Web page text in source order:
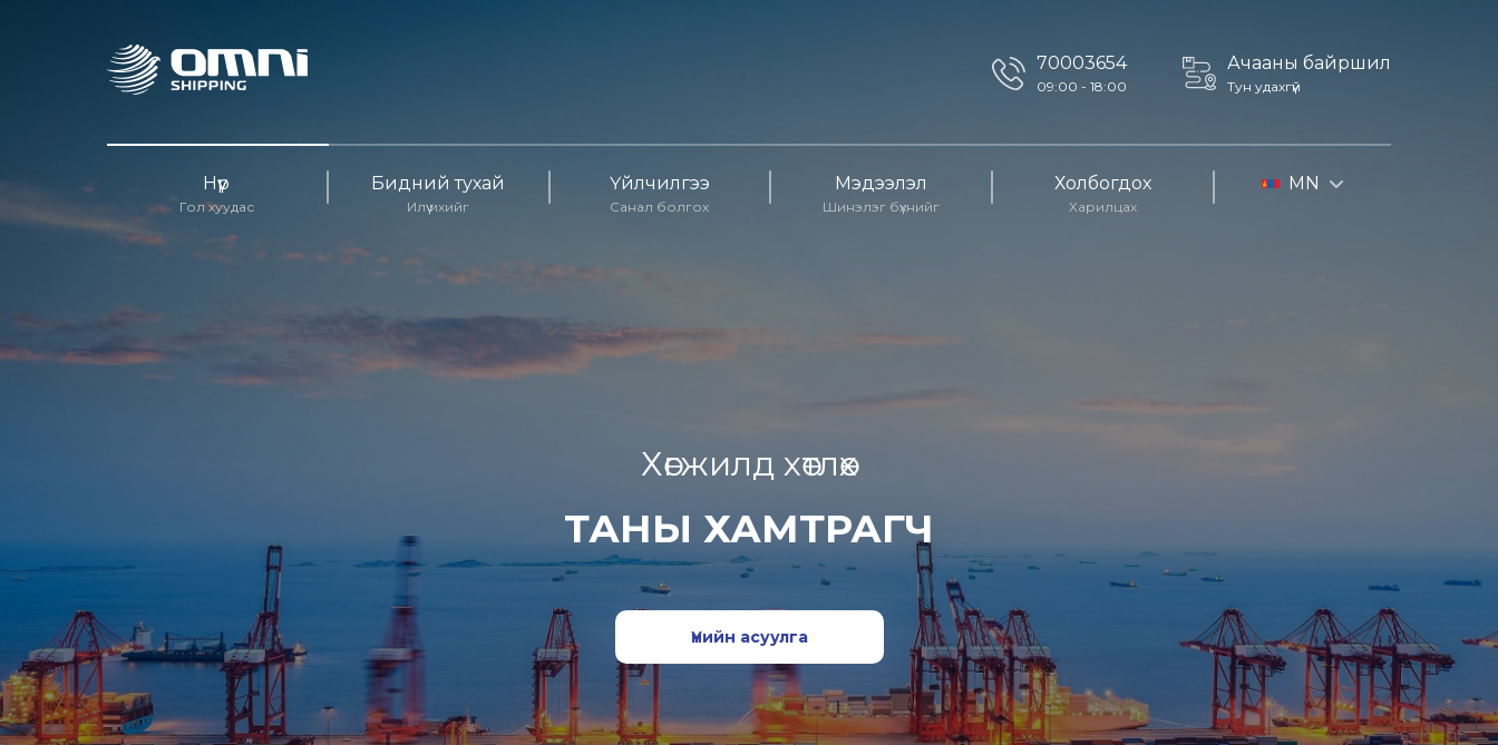
70003654
09:00 - 18:00
Ачааны байршил
Тун удахгүй
Нүүр
Гол хуудас
Бидний тухай
Илүү ихийг
Үйлчилгээ
Санал болгох
Мэдээлэл
Шинэлэг бүхнийг
Холбогдох
Харилцах
MN
Хөгжилд хөтлөх
ТАНЫ ХАМТРАГЧ
Үнийн асуулга